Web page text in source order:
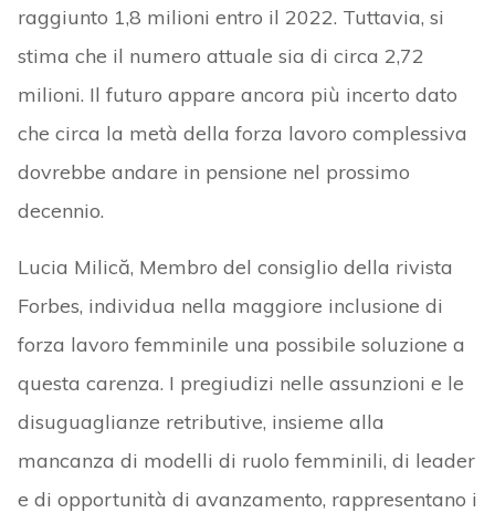
raggiunto 1,8 milioni entro il 2022. Tuttavia, si
stima che il numero attuale sia di circa 2,72
milioni. Il futuro appare ancora più incerto dato
che circa la metà della forza lavoro complessiva
dovrebbe andare in pensione nel prossimo
decennio.
Lucia Milică, Membro del consiglio della rivista
Forbes, individua nella maggiore inclusione di
forza lavoro femminile una possibile soluzione a
questa carenza. I pregiudizi nelle assunzioni e le
disuguaglianze retributive, insieme alla
mancanza di modelli di ruolo femminili, di leader
e di opportunità di avanzamento, rappresentano i